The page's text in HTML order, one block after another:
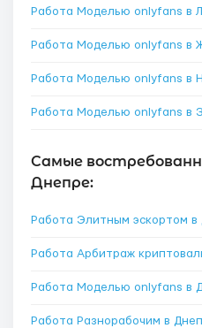
Работа Моделью onlyfans в
Работа Моделью onlyfans в
Работа Моделью onlyfans в
Работа Моделью onlyfans в
Самые
Днепре:
Работа Элитным эскортом в
Работа Арбитраж
Работа Моделью onlyfans в
Работа Разнорабочим в